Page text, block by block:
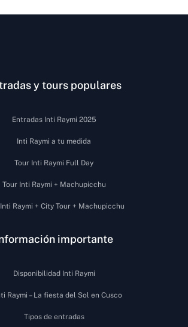
y tours populares
Entradas Inti Raymi 2025
Inti Raymi a tu medida
Tour Inti Raymi Full Day
Tour Inti Raymi + Machupicchu
Raymi + City Tour + Machupicchu
importante
Disponibilidad Inti Raymi
Raymi – La fiesta del Sol en Cusco
Tipos de entradas